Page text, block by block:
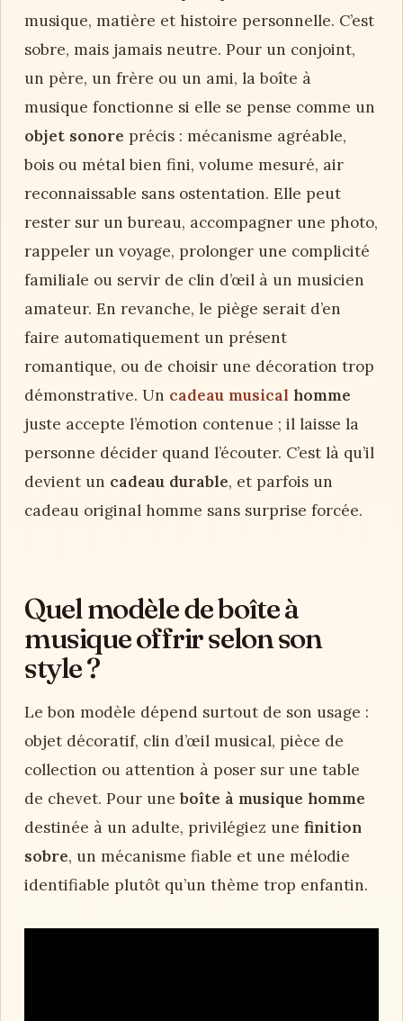
musique, matière et histoire personnelle. C’est
sobre, mais jamais neutre. Pour un conjoint,
un père, un frère ou un ami, la boîte à
musique fonctionne si elle se pense comme un
objet sonore précis : mécanisme agréable,
bois ou métal bien fini, volume mesuré, air
reconnaissable sans ostentation. Elle peut
rester sur un bureau, accompagner une photo,
rappeler un voyage, prolonger une complicité
familiale ou servir de clin d’œil à un musicien
amateur. En revanche, le piège serait d’en
faire automatiquement un présent
romantique, ou de choisir une décoration trop
démonstrative. Un cadeau musical homme
juste accepte l’émotion contenue ; il laisse la
personne décider quand l’écouter. C’est là qu’il
devient un cadeau durable, et parfois un
cadeau original homme sans surprise forcée.
Quel modèle de boîte à
musique offrir selon son
style ?
Le bon modèle dépend surtout de son usage :
objet décoratif, clin d’œil musical, pièce de
collection ou attention à poser sur une table
de chevet. Pour uneboîte à musique homme
destinée à un adulte, privilégiez une finition
sobre, un mécanisme fiable et une mélodie
identifiable plutôt qu’un thème trop enfantin.